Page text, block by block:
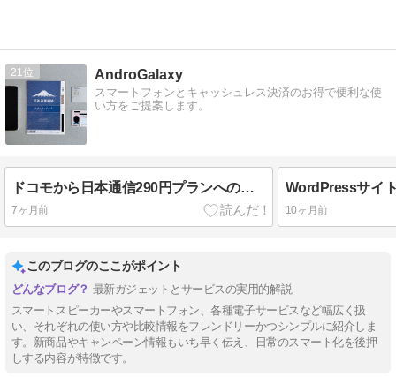
21 AndroGalaxy
スマートフォンとキャッシュレス決済のお得で便利な使
い方をご提案します。
ドコモから日本通信290円プランへの即日MNP手順を画像で解説
7ヶ月前 10ヶ月前
このブログのここがポイント
最新ガジェットとサービスの実用的解説
スマートスピーカーやスマートフォン、各種電子サービスなど幅広く扱
い、それぞれの使い方や比較情報をフレンドリーかつシンプルに紹介しま
す。新商品やキャンペーン情報もいち早く伝え、日常のスマート化を後押
しする内容が特徴です。